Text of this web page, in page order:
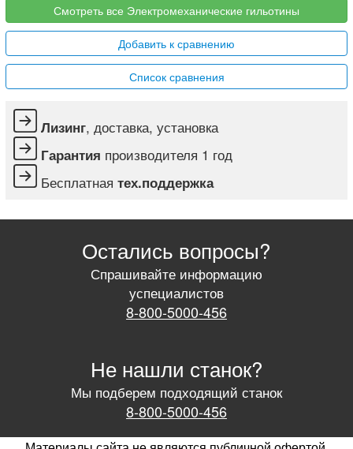
Смотреть все Электромеханические гильотины
Добавить к сравнению
Список сравнения
Лизинг, доставка, установка
Гарантия производителя 1 год
Бесплатная тех.поддержка
Остались вопросы?
Спрашивайте информацию
успециалистов
8-800-5000-456
Не нашли станок?
Мы подберем подходящий станок
8-800-5000-456